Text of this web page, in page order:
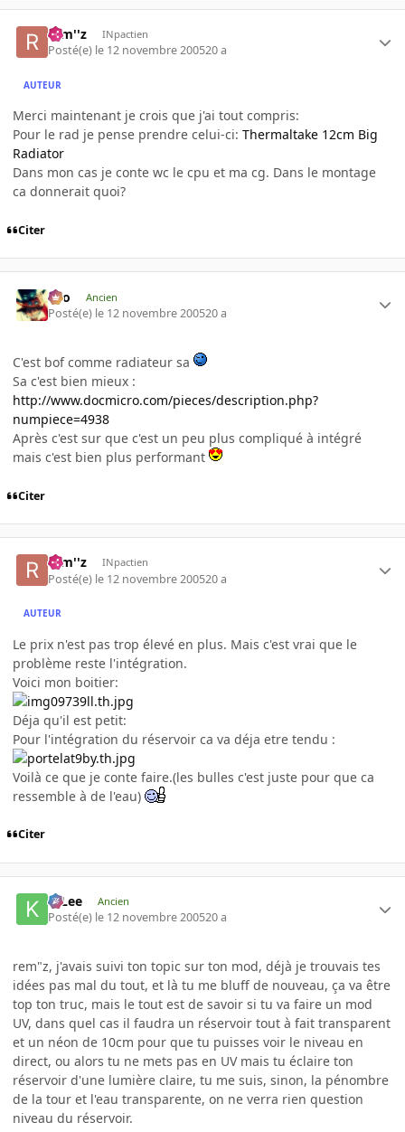
rem''z INpactien
Posté(e) le 12 novembre 200520 a
AUTEUR
Merci maintenant je crois que j'ai tout compris:
Pour le rad je pense prendre celui-ci: Thermaltake 12cm Big
Radiator
Dans mon cas je conte wc le cpu et ma cg. Dans le montage
ca donnerait quoi?
Citer
eYo Ancien
Posté(e) le 12 novembre 200520 a
C'est bof comme radiateur sa
Sa c'est bien mieux :
http://www.docmicro.com/pieces/description.php?
numpiece=4938
Après c'est sur que c'est un peu plus compliqué à intégré
mais c'est bien plus performant
Citer
rem''z INpactien
Posté(e) le 12 novembre 200520 a
AUTEUR
Le prix n'est pas trop élevé en plus. Mais c'est vrai que le
problème reste l'intégration.
Voici mon boitier:
Déja qu'il est petit:
Pour l'intégration du réservoir ca va déja etre tendu :
Voilà ce que je conte faire.(les bulles c'est juste pour que ca
ressemble à de l'eau)
Citer
K-Lee Ancien
Posté(e) le 12 novembre 200520 a
rem"z, j'avais suivi ton topic sur ton mod, déjà je trouvais tes
idées pas mal du tout, et là tu me bluff de nouveau, ça va être
top ton truc, mais le tout est de savoir si tu va faire un mod
UV, dans quel cas il faudra un réservoir tout à fait transparent
et un néon de 10cm pour que tu puisses voir le niveau en
direct, ou alors tu ne mets pas en UV mais tu éclaire ton
réservoir d'une lumière claire, tu me suis, sinon, la pénombre
de la tour et l'eau transparente, on ne verra rien question
niveau du réservoir.